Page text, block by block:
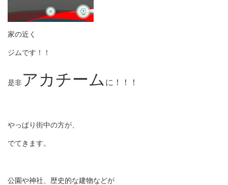
家の近く
ジムです！！
是非 アカチーム に！！！
やっぱり街中の方が、
でてきます。
公園や神社、歴史的な建物などが